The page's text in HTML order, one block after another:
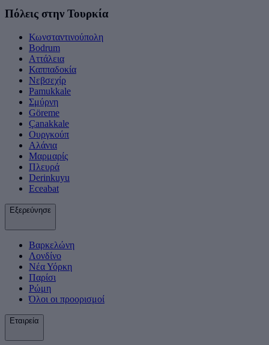
Πόλεις στην Τουρκία
Κωνσταντινούπολη
Bodrum
Αττάλεια
Καππαδοκία
Νεβσεχίρ
Pamukkale
Σμύρνη
Göreme
Çanakkale
Ουργκούπ
Αλάνια
Μαρμαρίς
Πλευρά
Derinkuyu
Eceabat
Εξερεύνησε
Βαρκελώνη
Λονδίνο
Νέα Υόρκη
Παρίσι
Ρώμη
Όλοι οι προορισμοί
Εταιρεία